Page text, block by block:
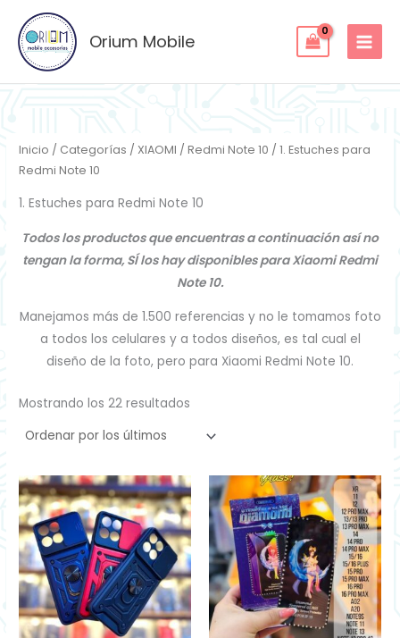
contenido
Orium Mobile
Inicio / Categorías / XIAOMI /Redmi Note 10 / 1. Estuches para
Redmi Note 10
1. Estuches para Redmi Note 10
Todos los productos que encuentras a continuación así no
tengan la forma, SÍ los hay disponibles para Xiaomi Redmi
Note 10.
Manejamos más de 1.500 referencias y no le tomamos foto
a todos los celulares y a todos diseños, es tal cual el
diseño de la foto, pero para Xiaomi Redmi Note 10.
Mostrando los 22 resultados
últimos